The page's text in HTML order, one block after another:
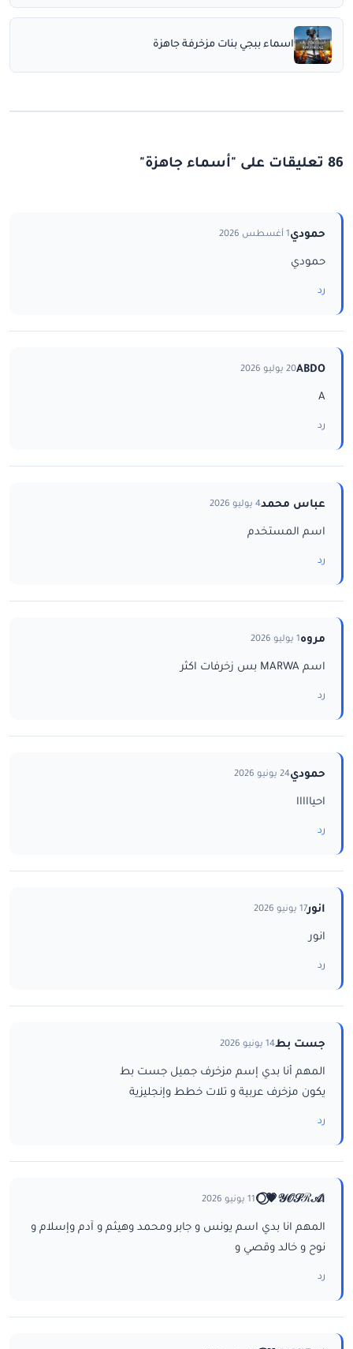
اسماء ببجي بنات مزخرفة جاهزة
86 تعليقات على "أسماء جاهزة"
حمودي1 أغسطس 2026
حمودي
رد
ABDO20 يوليو 2026
A
رد
عباس محمد4 يوليو 2026
اسم المستخدم
رد
مروه1 يوليو 2026
اسم MARWA بس زخرفات اكثر
رد
حمودي24 يونيو 2026
احيااااا
رد
انور17 يونيو 2026
انور
رد
جست بط14 يونيو 2026
المهم أنا بدي إسم مزخرف جميل جست بط
يكون مزخرف عربية و تلات خطط وإنجليزية
رد
ا𝒴𝒪𝒮ℛ𝒜💗⃝🌕 11 يونيو 2026
المهم انا بدي اسم يونس و جابر ومحمد وهيثم و آدم وإسلام و
نوح و خالد وقصي و
رد